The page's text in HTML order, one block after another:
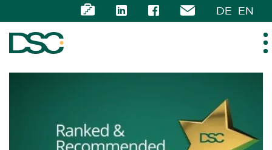
DE EN
EXPERTISE